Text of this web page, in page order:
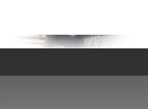
Strasbourg
Mulhouse